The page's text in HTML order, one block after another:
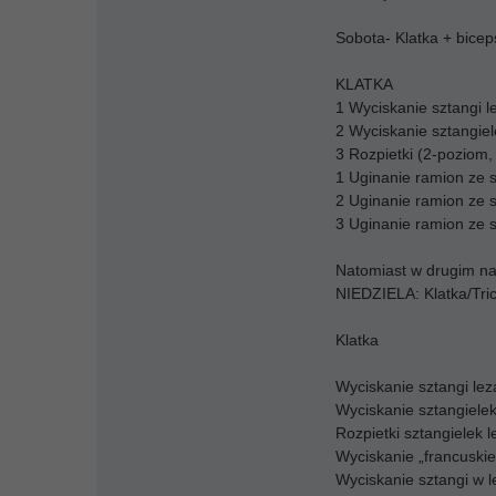
Sobota- Klatka +
KLATKA
1 Wyciskanie sztangi
2 Wyciskanie
3 Rozpietki (2-
1 Uginanie ramion ze
2 Uginanie ramion ze
3 Uginanie ramion ze
Natomiast w drugim
NIEDZIELA: Klatka/
Klatka
Wyciskanie sztangi
Wyciskanie
Rozpietki sztangielek
Wyciskanie
Wyciskanie sztangi w